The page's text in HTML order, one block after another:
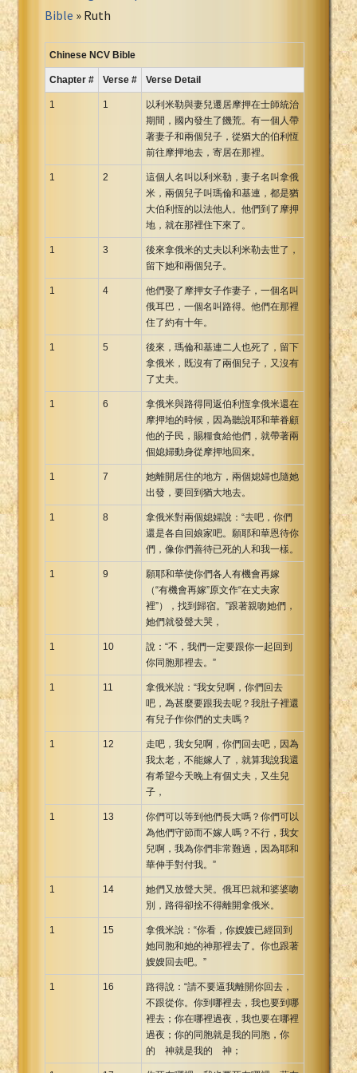
Russian Synodal 1876 Bible
Russian Synodal Bible Win-1251
Spanish RV 1909 Bible
Spanish Sag. Escrituras 1569
Swahili New Testament
Tagalog John and James
Ukrainian 1871 NT
Vietnamese 1934 Bible
Bible » Ruth
Chinese NCV Bible
Chapter # Verse # Verse Detail
1 1
以利米勒與妻兒遷居摩押在士師統治
期間，國內發生了饑荒。有一個人帶
著妻子和兩個兒子，從猶大的伯利恆
前往摩押地去，寄居在那裡。
1 2
這個人名叫以利米勒，妻子名叫拿俄
米，兩個兒子叫瑪倫和基連，都是猶
大伯利恆的以法他人。他們到了摩押
地，就在那裡住下來了。
1 3
後來拿俄米的丈夫以利米勒去世了，
留下她和兩個兒子。
1 4
他們娶了摩押女子作妻子，一個名叫
俄耳巴，一個名叫路得。他們在那裡
住了約有十年。
1 5
後來，瑪倫和基連二人也死了，留下
拿俄米，既沒有了兩個兒子，又沒有
了丈夫。
1 6
拿俄米與路得同返伯利恆拿俄米還在
摩押地的時候，因為聽說耶和華眷顧
他的子民，賜糧食給他們，就帶著兩
個媳婦動身從摩押地回來。
1 7
她離開居住的地方，兩個媳婦也隨她
出發，要回到猶大地去。
1 8
拿俄米對兩個媳婦說：“去吧，你們
還是各自回娘家吧。願耶和華恩待你
們，像你們善待已死的人和我一樣。
1 9
願耶和華使你們各人有機會再嫁
（“有機會再嫁”原文作“在丈夫家
裡”），找到歸宿。”跟著親吻她們，
她們就發聲大哭，
1 10
說：“不，我們一定要跟你一起回到
你同胞那裡去。”
1 11
拿俄米說：“我女兒啊，你們回去
吧，為甚麼要跟我去呢？我肚子裡還
有兒子作你們的丈夫嗎？
1 12
走吧，我女兒啊，你們回去吧，因為
我太老，不能嫁人了，就算我說我還
有希望今天晚上有個丈夫，又生兒
子，
1 13
你們可以等到他們長大嗎？你們可以
為他們守節而不嫁人嗎？不行，我女
兒啊，我為你們非常難過，因為耶和
華伸手對付我。”
1 14
她們又放聲大哭。俄耳巴就和婆婆吻
別，路得卻捨不得離開拿俄米。
1 15
拿俄米說：“你看，你嫂嫂已經回到
她同胞和她的神那裡去了。你也跟著
嫂嫂回去吧。”
1 16
路得說：“請不要逼我離開你回去，
不跟從你。你到哪裡去，我也要到哪
裡去；你在哪裡過夜，我也要在哪裡
過夜；你的同胞就是我的同胞，你
的 神就是我的 神；